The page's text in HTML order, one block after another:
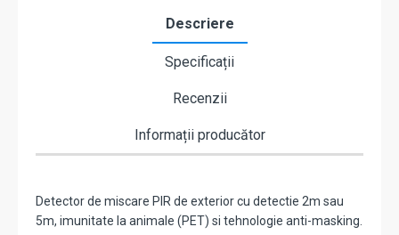
Descriere
Specificații
Recenzii
Informații producător
Detector de miscare PIR de exterior cu detectie 2m sau
5m, imunitate la animale (PET) si tehnologie anti-masking.